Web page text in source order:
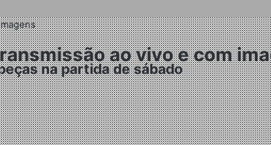
ao vivo e com
na partida de sábado